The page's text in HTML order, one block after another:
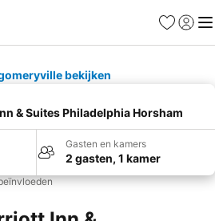
Favorieten
bekijken
& Suites Philadelphia Horsham
Gasten en kamers
2 gasten, 1 kamer